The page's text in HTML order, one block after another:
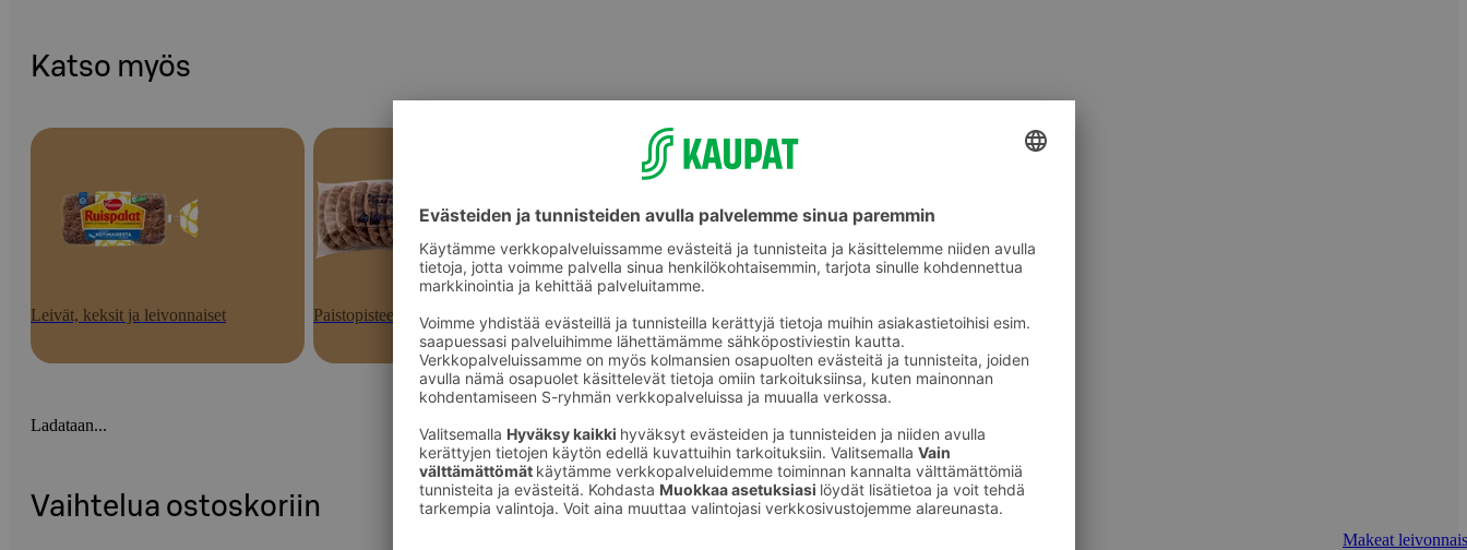
Katso myös
Leivät, keksit ja leivonnaiset Paistopisteen tuotteet Makeat leivonnaiset
Ladataan...
Vaihtelua ostoskoriin
Makeat